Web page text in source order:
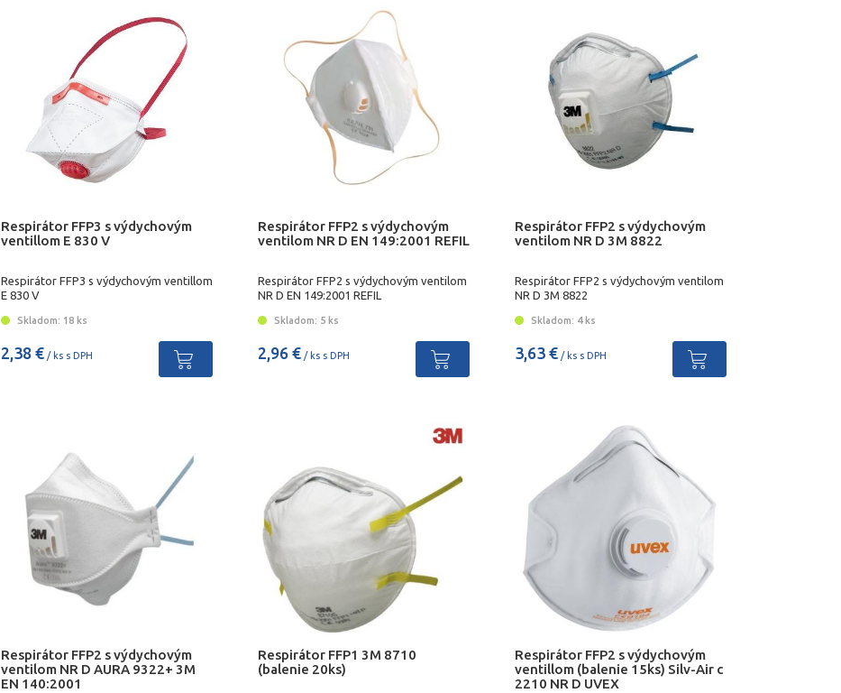
Respirátor FFP3 s výdychovým
ventillom E 830 V
Respirátor FFP3 s výdychovým ventillom
E 830 V
Skladom: 18 ks
2,38 € / ks s DPH
Respirátor FFP2 s výdychovým
ventilom NR D EN 149:2001 REFIL
Respirátor FFP2 s výdychovým ventilom
NR D EN 149:2001 REFIL
Skladom: 5 ks
2,96 €/ ks s DPH
Respirátor FFP2 s výdychovým
ventilom NR D 3M 8822
Respirátor FFP2 s výdychovým ventilom
NR D 3M 8822
Skladom: 4 ks
3,63 €/ ks s DPH
Respirátor FFP2 s výdychovým
ventilom NR D AURA 9322+ 3M
EN 140:2001
Respirátor FFP1 3M 8710
(balenie 20ks)
Respirátor FFP2 s výdychovým
ventillom (balenie 15ks) Silv-Air c
2210 NR D UVEX